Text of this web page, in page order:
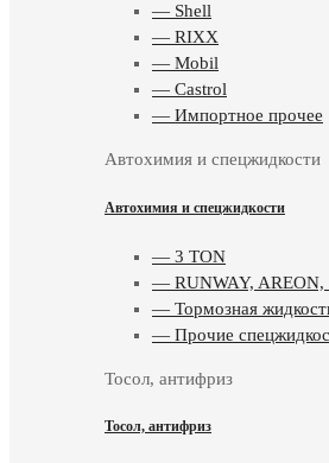
— Shell
— RIXX
— Mobil
— Castrol
— Импортное прочее
Автохимия и спецжидкости
Автохимия и спецжидкости
— 3 TON
— RUNWAY, AREON,
— Тормозная
— Прочие
Тосол, антифриз
Тосол, антифриз